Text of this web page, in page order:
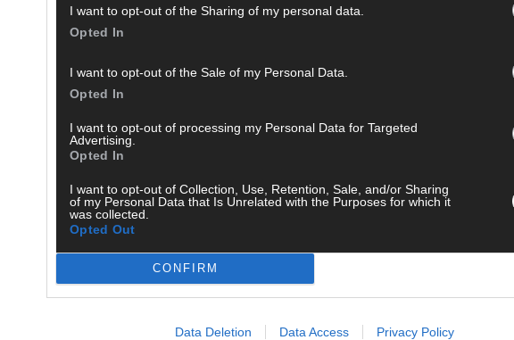
I want to opt-out of the Sharing of my personal data.
Opted In
I want to opt-out of the Sale of my Personal Data.
Opted In
I want to opt-out of processing my Personal Data for Targeted
Advertising.
Opted In
I want to opt-out of Collection, Use, Retention, Sale, and/or Sharing
of my Personal Data that Is Unrelated with the Purposes for which it
was collected.
Opted Out
CONFIRM
Data Deletion Data Access Privacy Policy